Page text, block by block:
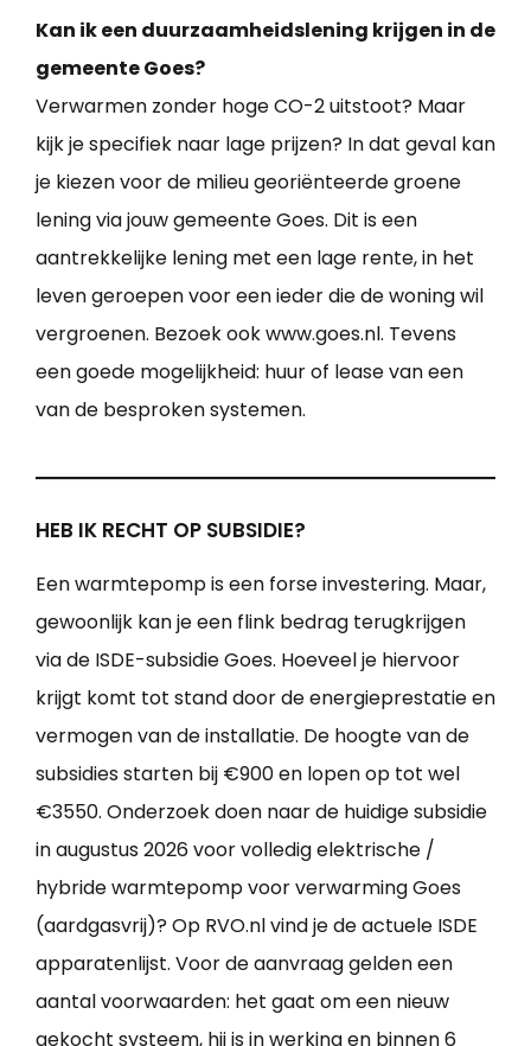
Kan ik een duurzaamheidslening krijgen in de
gemeente Goes?
Verwarmen zonder hoge CO-2 uitstoot? Maar
kijk je specifiek naar lage prijzen? In dat geval kan
je kiezen voor de milieu georiënteerde groene
lening via jouw gemeente Goes. Dit is een
aantrekkelijke lening met een lage rente, in het
leven geroepen voor een ieder die de woning wil
vergroenen. Bezoek ook www.goes.nl. Tevens
een goede mogelijkheid: huur of lease van een
van de besproken systemen.
HEB IK RECHT OP SUBSIDIE?
Een warmtepomp is een forse investering. Maar,
gewoonlijk kan je een flink bedrag terugkrijgen
via de ISDE-subsidie Goes. Hoeveel je hiervoor
krijgt komt tot stand door de energieprestatie en
vermogen van de installatie. De hoogte van de
subsidies starten bij €900 en lopen op tot wel
€3550. Onderzoek doen naar de huidige subsidie
in augustus 2026 voor volledig elektrische /
hybride warmtepomp voor verwarming Goes
(aardgasvrij)? Op RVO.nl vind je de actuele ISDE
apparatenlijst. Voor de aanvraag gelden een
aantal voorwaarden: het gaat om een nieuw
gekocht systeem, hij is in werking en binnen 6